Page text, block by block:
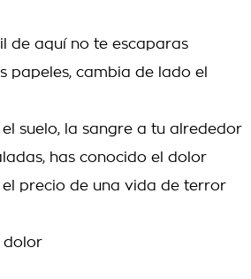
de aquí no te escaparas
papeles, cambia de lado el
el suelo, la sangre a tu alrededor
has conocido el dolor
el precio de una vida de terror
dolor